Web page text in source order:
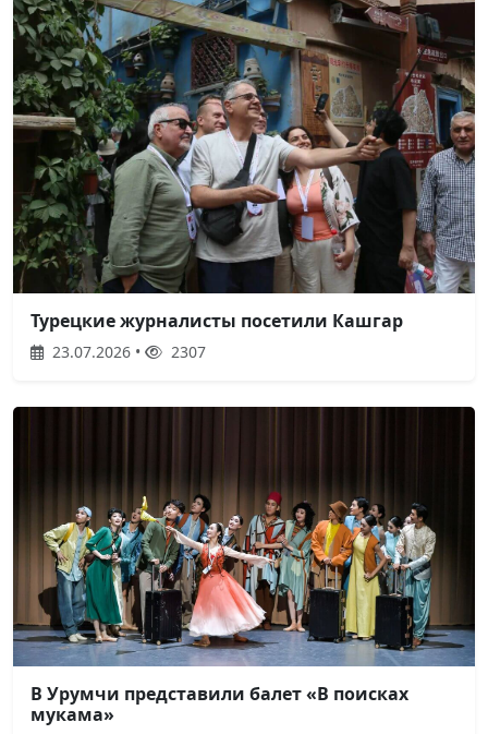
Турецкие журналисты посетили Кашгар
23.07.2026 • 2307
В Урумчи представили балет «В поисках
мукама»